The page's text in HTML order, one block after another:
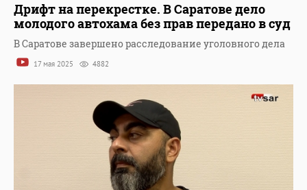
Дрифт на перекрестке. В Саратове дело
молодого автохама без прав передано в суд
В Саратове завершено расследование уголовного дела
17 мая 2025 4882